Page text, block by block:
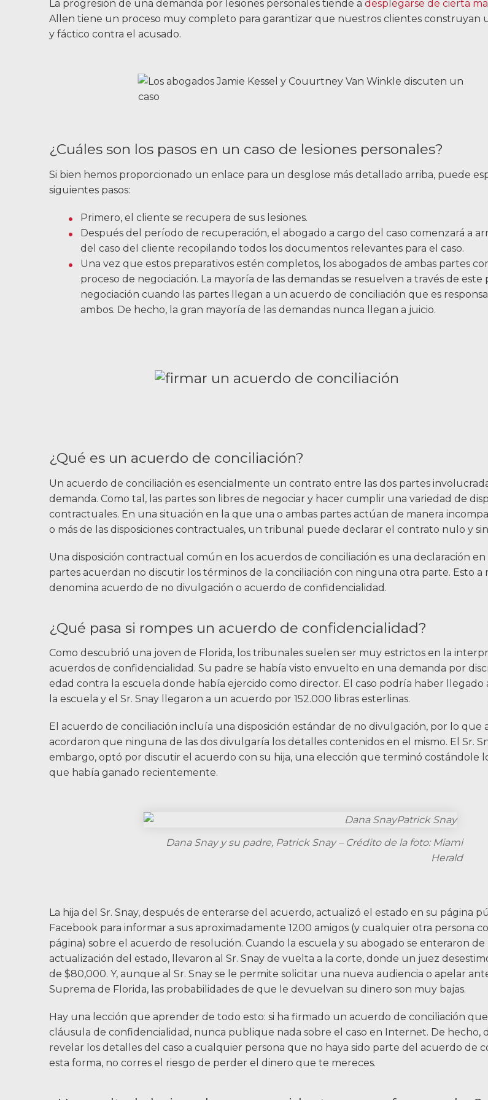
casos
Abogados
Testimonios
Recursos
Blog
Noticias
Videos
Ubicaciones
Charlottesville, VA
Stafford, VA
Petersburg, VA
Mechanicsville, VA
Contáctenos
Carreras
English
Blog
Testimonios
Resultados
Noticias
Videos
Español
& Allen y
los
nunca
decisión.
La progresión de una demanda por lesiones personales tiende a desplegarse de cierta
Allen tiene un proceso muy completo para garantizar que nuestros clientes construyan
y fáctico contra el acusado.
¿Cuáles son los pasos en un caso de lesiones personales?
Si bien hemos proporcionado un enlace para un desglose más detallado arriba, puede
siguientes pasos:
Primero, el cliente se recupera de sus lesiones.
Después del período de recuperación, el abogado a cargo del caso comenzará a
del caso del cliente recopilando todos los documentos relevantes para el caso.
Una vez que estos preparativos estén completos, los abogados de ambas partes
proceso de negociación. La mayoría de las demandas se resuelven a través de este
negociación cuando las partes llegan a un acuerdo de conciliación que es
ambos. De hecho, la gran mayoría de las demandas nunca llegan a juicio.
¿Qué es un acuerdo de conciliación?
Un acuerdo de conciliación es esencialmente un contrato entre las dos partes
demanda. Como tal, las partes son libres de negociar y hacer cumplir una variedad de
contractuales. En una situación en la que una o ambas partes actúan de manera
o más de las disposiciones contractuales, un tribunal puede declarar el contrato nulo y
Una disposición contractual común en los acuerdos de conciliación es una declaración
partes acuerdan no discutir los términos de la conciliación con ninguna otra parte. Esto a
denomina acuerdo de no divulgación o acuerdo de confidencialidad.
¿Qué pasa si rompes un acuerdo de confidencialidad?
Como descubrió una joven de Florida, los tribunales suelen ser muy estrictos en la
acuerdos de confidencialidad. Su padre se había visto envuelto en una demanda por
edad contra la escuela donde había ejercido como director. El caso podría haber llegado
la escuela y el Sr. Snay llegaron a un acuerdo por 152.000 libras esterlinas.
El acuerdo de conciliación incluía una disposición estándar de no divulgación, por lo que
acordaron que ninguna de las dos divulgaría los detalles contenidos en el mismo. El Sr.
embargo, optó por discutir el acuerdo con su hija, una elección que terminó costándole
que había ganado recientemente.
Dana Snay y su padre, Patrick Snay – Crédito de la foto: Miami
Herald
La hija del Sr. Snay, después de enterarse del acuerdo, actualizó el estado en su página
Facebook para informar a sus aproximadamente 1200 amigos (y cualquier otra persona
página) sobre el acuerdo de resolución. Cuando la escuela y su abogado se enteraron de
actualización del estado, llevaron al Sr. Snay de vuelta a la corte, donde un juez
de $80,000. Y, aunque al Sr. Snay se le permite solicitar una nueva audiencia o apelar
Suprema de Florida, las probabilidades de que le devuelvan su dinero son muy bajas.
Hay una lección que aprender de todo esto: si ha firmado un acuerdo de conciliación
cláusula de confidencialidad, nunca publique nada sobre el caso en Internet. De hecho,
revelar los detalles del caso a cualquier persona que no haya sido parte del acuerdo de
esta forma, no corres el riesgo de perder el dinero que te mereces.